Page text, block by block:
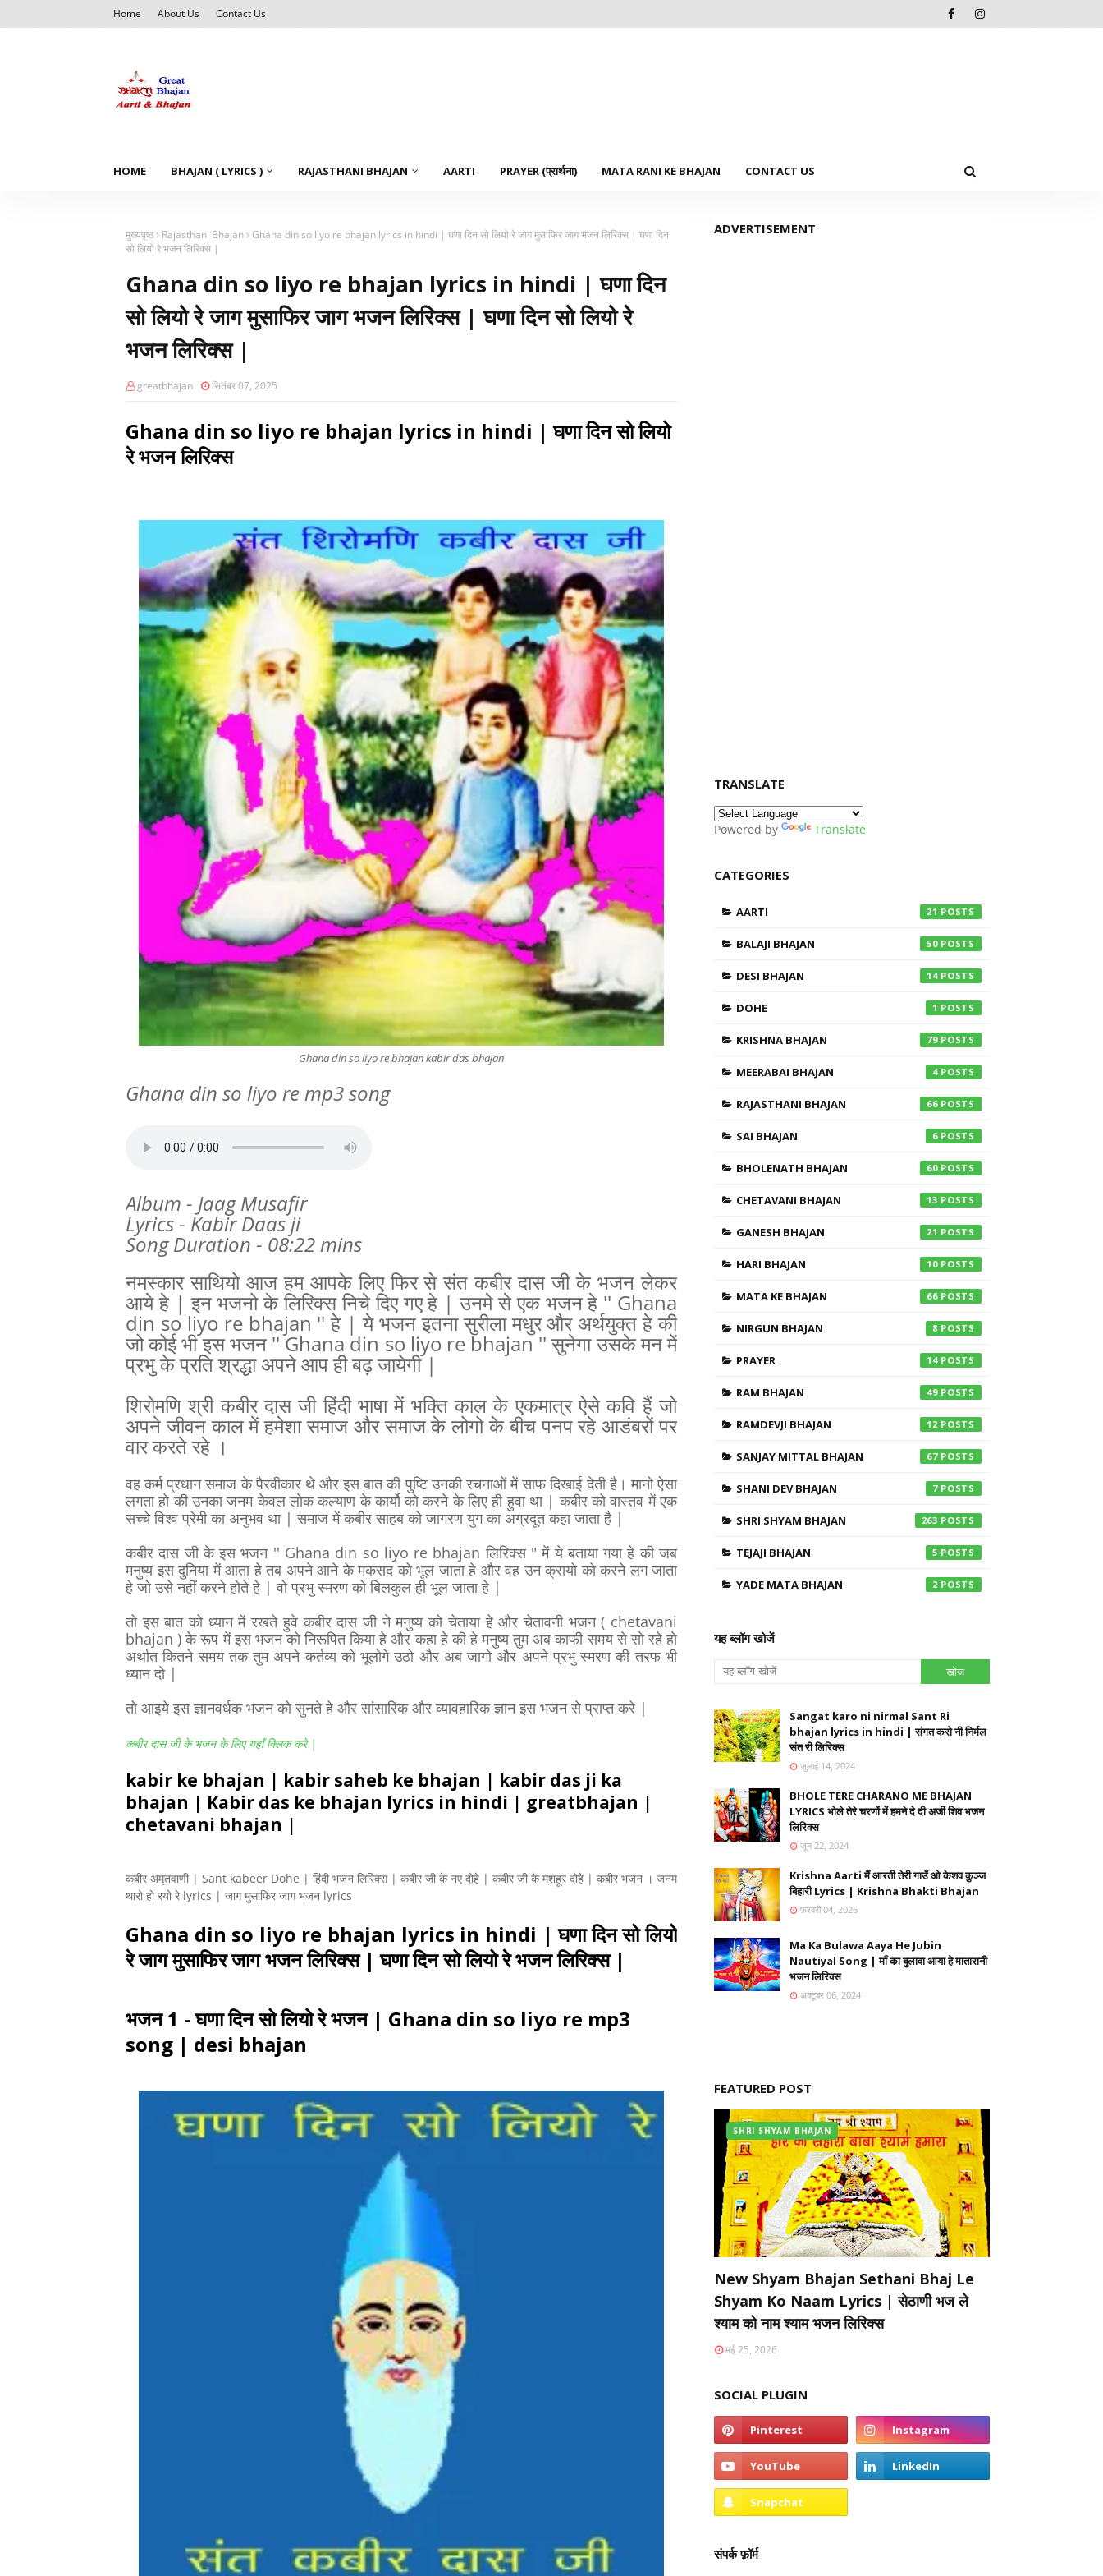
Home About Us Contact Us
HOME BHAJAN ( LYRICS ) RAJASTHANI BHAJAN AARTI PRAYER (प्रार्थना) MATA RANI KE BHAJAN CONTACT US
मुख्यपृष्ठ Rajasthani Bhajan
Ghana din so liyo re bhajan lyrics in hindi | घणा दिन सो लियो रे जाग मुसाफिर जाग भजन लिरिक्स | घणा दिन
सो लियो रे भजन लिरिक्स |
Ghana din so liyo re bhajan lyrics in hindi | घणा दिन
सो लियो रे जाग मुसाफिर जाग भजन लिरिक्स | घणा दिन सो लियो रे
भजन लिरिक्स |
greatbhajan सितंबर 07, 2025
Ghana din so liyo re bhajan lyrics in hindi | घणा दिन सो लियो
रे भजन लिरिक्स
Ghana din so liyo re bhajan kabir das bhajan
Ghana din so liyo re mp3 song
Album - Jaag Musafir
Lyrics - Kabir Daas ji
Song Duration - 08:22 mins
नमस्कार साथियो आज हम आपके लिए फिर से संत कबीर दास जी के भजन लेकर
आये हे | इन भजनो के लिरिक्स निचे दिए गए हे | उनमे से एक भजन हे '' Ghana
din so liyo re bhajan '' हे | ये भजन इतना सुरीला मधुर और अर्थयुक्त हे की
जो कोई भी इस भजन '' Ghana din so liyo re bhajan '' सुनेगा उसके मन में
प्रभु के प्रति श्रद्धा अपने आप ही बढ़ जायेगी |
शिरोमणि श्री कबीर दास जी हिंदी भाषा में भक्ति काल के एकमात्र ऐसे कवि हैं जो
अपने जीवन काल में हमेशा समाज और समाज के लोगो के बीच पनप रहे आडंबरों पर
वार करते रहे ।
वह कर्म प्रधान समाज के पैरवीकार थे और इस बात की पुष्टि उनकी रचनाओं में साफ दिखाई देती है। मानो ऐसा
लगता हो की उनका जनम केवल लोक कल्याण के कार्यो को करने के लिए ही हुवा था | कबीर को वास्तव में एक
सच्चे विश्व प्रेमी का अनुभव था | समाज में कबीर साहब को जागरण युग का अग्रदूत कहा जाता है |
कबीर दास जी के इस भजन '' Ghana din so liyo re bhajan लिरिक्स " में ये बताया गया हे की जब
मनुष्य इस दुनिया में आता हे तब अपने आने के मकसद को भूल जाता हे और वह उन क्रायो को करने लग जाता
हे जो उसे नहीं करने होते हे | वो प्रभु स्मरण को बिलकुल ही भूल जाता हे |
तो इस बात को ध्यान में रखते हुवे कबीर दास जी ने मनुष्य को चेताया हे और चेतावनी भजन ( chetavani
bhajan ) के रूप में इस भजन को निरूपित किया हे और कहा हे की हे मनुष्य तुम अब काफी समय से सो रहे हो
अर्थात कितने समय तक तुम अपने कर्तव्य को भूलोगे उठो और अब जागो और अपने प्रभु स्मरण की तरफ भी
ध्यान दो |
तो आइये इस ज्ञानवर्धक भजन को सुनते हे और सांसारिक और व्यावहारिक ज्ञान इस भजन से प्राप्त करे |
कबीर दास जी के भजन के लिए यहाँ क्लिक करे |
kabir ke bhajan | kabir saheb ke bhajan | kabir das ji ka
bhajan | Kabir das ke bhajan lyrics in hindi | greatbhajan |
chetavani bhajan |
कबीर अमृतवाणी | Sant kabeer Dohe | हिंदी भजन लिरिक्स | कबीर जी के नए दोहे | कबीर जी के मशहूर दोहे | कबीर भजन । जनम
थारो हो रयो रे lyrics | जाग मुसाफिर जाग भजन lyrics
Ghana din so liyo re bhajan lyrics in hindi | घणा दिन सो लियो
रे जाग मुसाफिर जाग भजन लिरिक्स | घणा दिन सो लियो रे भजन लिरिक्स |
भजन 1 - घणा दिन सो लियो रे भजन | Ghana din so liyo re mp3
song | desi bhajan
ADVERTISEMENT
TRANSLATE
Powered by Translate
CATEGORIES
AARTI 21
BALAJI BHAJAN 50
DESI BHAJAN 14
DOHE 1
KRISHNA BHAJAN 79
MEERABAI BHAJAN 4
RAJASTHANI BHAJAN 66
SAI BHAJAN 6
BHOLENATH BHAJAN 60
CHETAVANI BHAJAN 13
GANESH BHAJAN 21
HARI BHAJAN 10
MATA KE BHAJAN 66
NIRGUN BHAJAN 8
PRAYER 14
RAM BHAJAN 49
RAMDEVJI BHAJAN 12
SANJAY MITTAL BHAJAN 67
SHANI DEV BHAJAN 7
SHRI SHYAM BHAJAN 263
TEJAJI BHAJAN 5
YADE MATA BHAJAN 2
यह ब्लॉग खोजें
Sangat karo ni nirmal Sant Ri
bhajan lyrics in hindi | संगत करो नी निर्मल
संत री लिरिक्स
जुलाई 14, 2024
BHOLE TERE CHARANO ME BHAJAN
LYRICS भोले तेरे चरणों में हमने दे दी अर्जी शिव भजन
लिरिक्स
जून 22, 2024
Krishna Aarti मैं आरती तेरी गाउँ ओ केशव कुञ्ज
बिहारी Lyrics | Krishna Bhakti Bhajan
फ़रवरी 04, 2026
Ma Ka Bulawa Aaya He Jubin
Nautiyal Song | माँ का बुलावा आया हे मातारानी
भजन लिरिक्स
अक्टूबर 06, 2024
FEATURED POST
SHRI SHYAM BHAJAN
New Shyam Bhajan Sethani Bhaj Le
Shyam Ko Naam Lyrics | सेठाणी भज ले
श्याम को नाम श्याम भजन लिरिक्स
मई 25, 2026
SOCIAL PLUGIN
संपर्क फ़ॉर्म